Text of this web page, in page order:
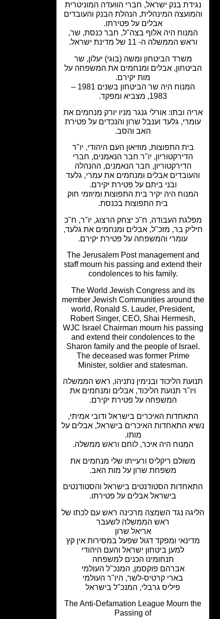
בנק ישראל, חברי הוועדה המוניטרית
המינהלית, הנהלת הבנק והעובדים
אבלים על פטירתו.
היה אלוף בצה"ל, חבר כנסת, שר,
הממשלה ה- 11 של מדינת ישראל.
משרד הביטחון ומשה (בוגי) יעלון, שר
אבלים ומנחמים את המשפחה על
מות יקירם.
המנוח היה שר הביטחון בשנים 1981 –
ובתו: אורלי גנגר מניו יורק מנחמים את
גלעד וענבל שרון והנכדים על פטירת
האב והסב.
בית התפוצות, מוזיאון העם היהודי, יו"ר
הדירקטוריון, יו"ר חבר הנאמנים, חברי
הדירקטוריון, חבר הנאמנים, ההנהלה
אבלים ומנחמים את עמרי, גלעד
ובני ביתם על פטירת יקירם.
היה יקיר בית התפוצות ומיוזמי חוק
בית התפוצות בכנסת.
העבודה, ח"כ יצחק הרצוג, יו"ר, ח"כ
בר, מזכ"ל, אבלים ומנחמים את גלעד,
עומרי והמשפחה על פטירת יקירם.
The Jerusalem Post management
staff mourn his passing and extend
condolences to his family.
The World Jewish Congress and its
member Jewish Communities around
world, Ronald S. Lauder, President,
Robert Singer, CEO, Shai
WJC Israel Chairman mourn his
and extend their condolences to the
Sharon family and the people of
The deceased was former Prime
Minister, soldier and statesman.
הליכוד ובנימין נתניהו, ראש הממשלה
תנועת הליכוד, אבלים ומנחמים את
המשפחה על פטירת יקירם.
האיכרים בישראל ודובי אמיתי,
התאחדות האיכרים בישראל, אבלים על
המנוח היה איכר, לוחם וראש ממשלה.
ריקליס ורעייתו שלי מנחמים את
משפחת שרון על מות האב.
הסטודנטים בישראל והסטודנטים
בישראל אבלים על פטירתו.
נגד השמצה מרכינה ראש עם לכתו של
ראש הממשלה לשעבר
אריאל שרון
ומפקד דגול שפעל במסירות אין קץ
למען ביטחון ישראל והעם היהודי
תנחומינו הכנים למשפחה
אברהם פוקסמן, המנכ"ל העולמי
בארי קרטיס-לשר, היו"ר העולמי
פיליס גרבלי, המנכ"ל בישראל
The Anti-Defamation League Mourn
Passing of